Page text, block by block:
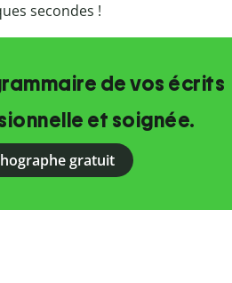
secondes !
de vos écrits
et soignée.
gratuit